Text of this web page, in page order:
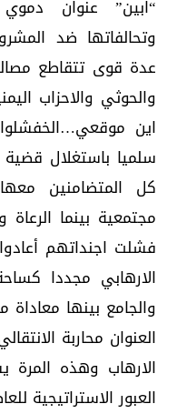
“ابين” عنوان
وتحالفاتها ضد
عدة قوى تتقاطع
والحوثي والاحزاب
اين
سلميا باستغلال
كل المتضامنين
مجتمعية بينما
فشلت اجنداتهم
الارهابي مجددا
والجامع بينها
العنوان محاربة
الارهاب وهذه
العبور الاستراتيجية